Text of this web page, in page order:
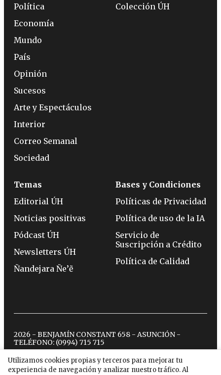
Utilizamos cookies propias y terceros para mejorar tu
experiencia de navegación y analizar nuestro tráfico. Al
Política
Economía
Mundo
País
Opinión
Sucesos
Arte y Espectáculos
Interior
Correo Semanal
Sociedad
Colección ÚH
Temas
Editorial ÚH
Noticias positivas
Pódcast ÚH
Newsletters ÚH
Ñandejara Ñe’ẽ
Bases y Condiciones
Políticas de Privacidad
Política de uso de la IA
Servicio de
Suscripción a Crédito
Política de Calidad
2026 - BENJAMÍN CONSTANT 658 - ASUNCIÓN -
TELÉFONO: (0994) 715 715